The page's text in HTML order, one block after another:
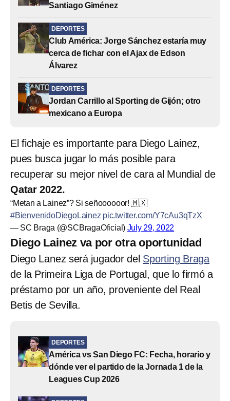
Santiago Giménez
DEPORTES
Club América: Jorge Sánchez estaría muy
cerca de fichar con el Ajax de Edson
Álvarez
DEPORTES
Jordan Carrillo al Sporting de Gijón; otro
mexicano a Europa
El fichaje es importante para Diego Lainez,
pues busca jugar lo más posible para
recuperar su mejor nivel de cara al Mundial de
Qatar 2022.
“Metan a Lainez”? Si señoooooor! 🇲🇽
#BienvenidoDiegoLainez pic.twitter.com/Y7cAu3qTzX
— SC Braga (@SCBragaOficial) July 29, 2022
Diego Lainez va por otra oportunidad
Diego Lanez será jugador del Sporting Braga
de la Primeira Liga de Portugal, que lo firmó a
préstamo por un año, proveniente del Real
Betis de Sevilla.
DEPORTES
América vs San Diego FC: Fecha, horario y
dónde ver el partido de la Jornada 1 de la
Leagues Cup 2026